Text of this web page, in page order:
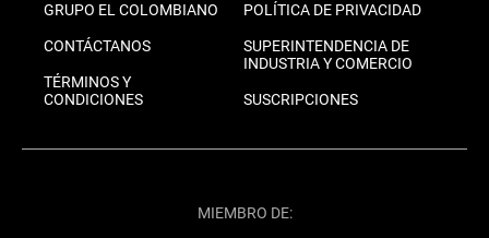
GRUPO EL COLOMBIANO
CONTÁCTANOS
TÉRMINOS Y
CONDICIONES
POLÍTICA DE PRIVACIDAD
SUPERINTENDENCIA DE
INDUSTRIA Y COMERCIO
SUSCRIPCIONES
MIEMBRO DE: